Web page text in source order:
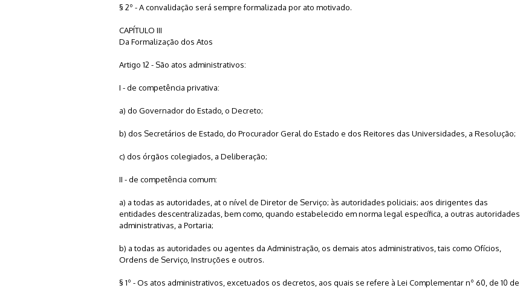
§ 2º - A convalidação será sempre formalizada por ato motivado.
CAPÍTULO III
Da Formalização dos Atos
Artigo 12 - São atos administrativos:
I - de competência privativa:
a) do Governador do Estado, o Decreto;
b) dos Secretários de Estado, do Procurador Geral do Estado e dos Reitores das Universidades, a Resolução;
c) dos órgãos colegiados, a Deliberação;
II - de competência comum:
a) a todas as autoridades, at o nível de Diretor de Serviço; às autoridades policiais; aos dirigentes das
entidades descentralizadas, bem como, quando estabelecido em norma legal específica, a outras autoridades
administrativas, a Portaria;
b) a todas as autoridades ou agentes da Administração, os demais atos administrativos, tais como Ofícios,
Ordens de Serviço, Instruções e outros.
§ 1º - Os atos administrativos, excetuados os decretos, aos quais se refere à Lei Complementar nº 60, de 10 de